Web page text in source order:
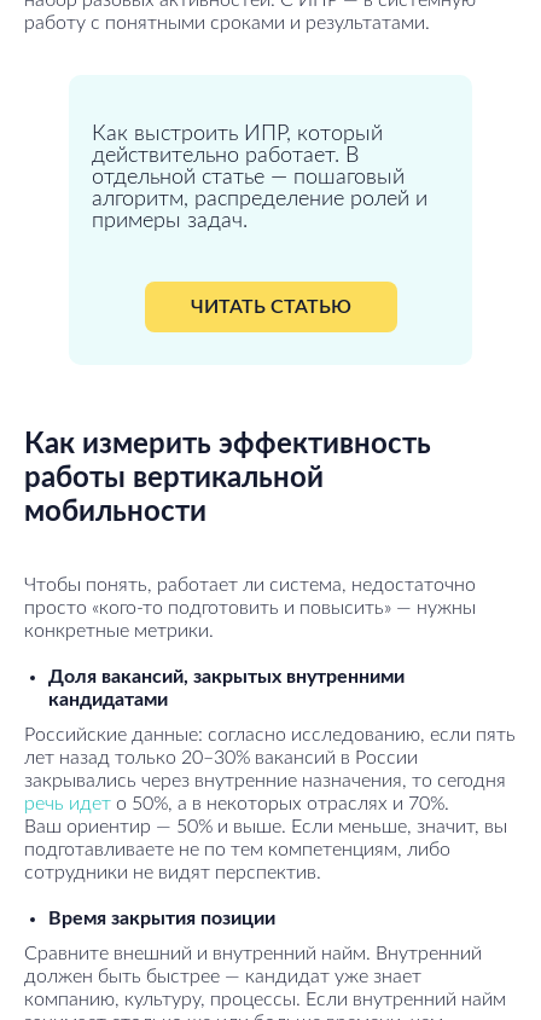
работу с понятными сроками и результатами.
ЧИТАТЬ СТАТЬЮ
Как выстроить ИПР, который
действительно работает. В
отдельной статье — пошаговый
алгоритм, распределение ролей и
примеры задач.
Как измерить эффективность
работы вертикальной
мобильности
Чтобы понять, работает ли система, недостаточно
просто «кого-то подготовить и повысить» — нужны
конкретные метрики.
Доля вакансий, закрытых внутренними
кандидатами
Российские данные: согласно исследованию, если пять
лет назад только 20–30% вакансий в России
закрывались через внутренние назначения, то сегодня
речь идет о 50%, а в некоторых отраслях и 70%.
Ваш ориентир — 50% и выше. Если меньше, значит, вы
подготавливаете не по тем компетенциям, либо
сотрудники не видят перспектив.
Время закрытия позиции
Сравните внешний и внутренний найм. Внутренний
должен быть быстрее — кандидат уже знает
компанию, культуру, процессы. Если внутренний найм